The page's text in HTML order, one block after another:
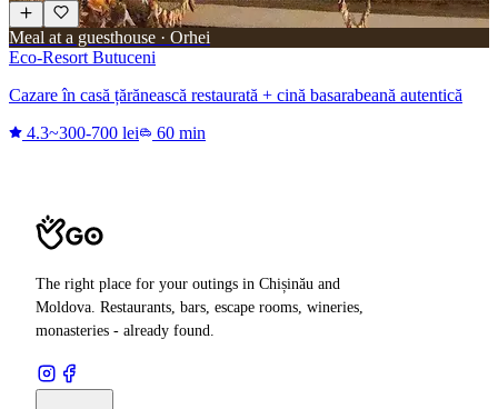
Meal at a guesthouse · Orhei
Eco-Resort Butuceni
Cazare în casă țărănească restaurată + cină basarabeană autentică
4.3~300-700 lei 60 min
The right place for your outings in Chișinău and
Moldova. Restaurants, bars, escape rooms, wineries,
monasteries - already found.